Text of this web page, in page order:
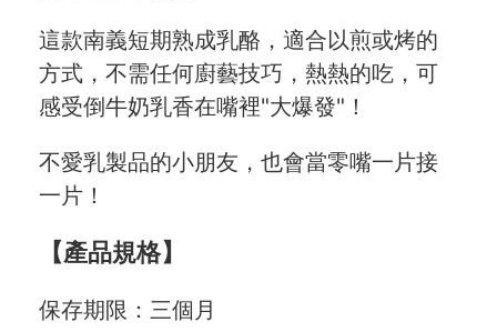
這款南義短期熟成乳酪，適合以煎或烤的
方式，不需任何廚藝技巧，熱熱的吃，可
感受倒牛奶乳香在嘴裡"大爆發"！
不愛乳製品的小朋友，也會當零嘴一片接
一片！
【產品規格】
保存期限：三個月